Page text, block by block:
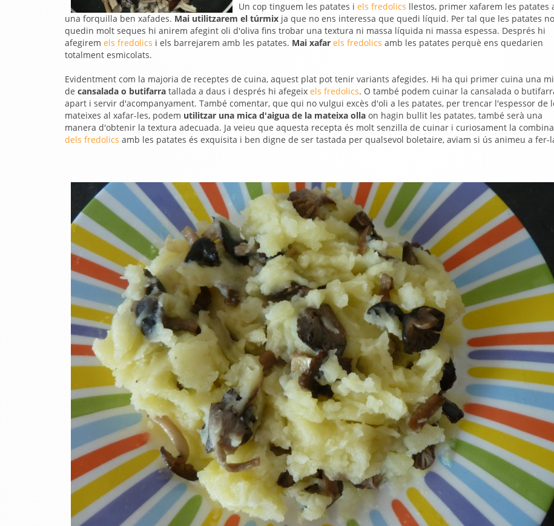
Un cop tinguem les patates i els fredolics llestos, primer xafarem les patates
una forquilla ben xafades. Mai utilitzarem el túrmix ja que no ens interessa que quedi líquid. Per tal que les patates
quedin molt seques hi anirem afegint oli d'oliva fins trobar una textura ni massa líquida ni massa espessa. Després hi
afegirem els fredolics i els barrejarem amb les patates. Mai xafar els fredolics amb les patates perquè ens quedarien
totalment esmicolats.
Evidentment com la majoria de receptes de cuina, aquest plat pot tenir variants afegides. Hi ha qui primer cuina una
de cansalada o butifarra tallada a daus i després hi afegeix els fredolics. O també podem cuinar la cansalada o
apart i servir d'acompanyament. També comentar, que qui no vulgui excès d'oli a les patates, per trencar l'espessor de
mateixes al xafar-les, podem utilitzar una mica d'aigua de la mateixa olla on hagin bullit les patates, també serà una
manera d'obtenir la textura adecuada. Ja veieu que aquesta recepta és molt senzilla de cuinar i curiosament la
dels fredolics amb les patates és exquisita i ben digne de ser tastada per qualsevol boletaire, aviam si ús animeu a fer-